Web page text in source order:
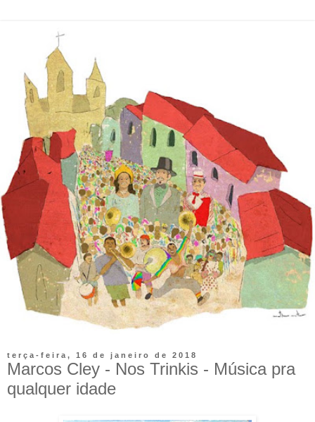
terça-feira, 16 de janeiro de 2018
Marcos Cley - Nos Trinkis - Música pra
qualquer idade